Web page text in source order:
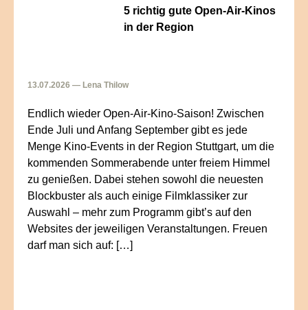
5 richtig gute Open-Air-Kinos
in der Region
13.07.2026 — Lena Thilow
Endlich wieder Open-Air-Kino-Saison! Zwischen
Ende Juli und Anfang September gibt es jede
Menge Kino-Events in der Region Stuttgart, um die
kommenden Sommerabende unter freiem Himmel
zu genießen. Dabei stehen sowohl die neuesten
Blockbuster als auch einige Filmklassiker zur
Auswahl – mehr zum Programm gibt’s auf den
Websites der jeweiligen Veranstaltungen. Freuen
darf man sich auf: […]